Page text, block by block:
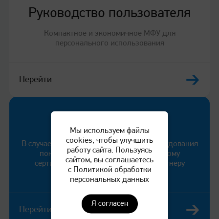
Процессор
1 ГБ
Время выхода первого
отпечатка
7 секунд или менее
Панель управления
Руководство пользователя
Компактное и экономичное МФУ для
персонального использования
Перейти
Служба поддержки
В случае выявления неисправности оборудования
покупатель может обратиться к любому
сертифицированному сервисному партнеру
компании «КАТЮША».
Перейти
Мы используем файлы
cookies, чтобы улучшить
работу сайта. Пользуясь
сайтом, вы соглашаетесь
с Политикой обработки
персональных данных
Я согласен